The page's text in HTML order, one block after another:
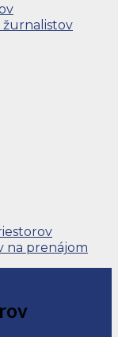
na prenájom